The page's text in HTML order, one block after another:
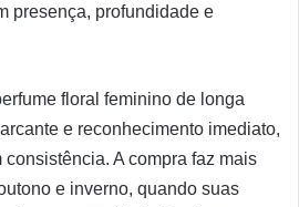
presença, profundidade e
floral feminino de longa
e reconhecimento imediato,
A compra faz mais
e inverno, quando suas